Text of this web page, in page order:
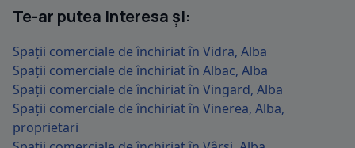
Te-ar putea interesa și:
Spații comerciale de închiriat în Vidra, Alba
Spații comerciale de închiriat în Albac, Alba
Spații comerciale de închiriat în Vingard, Alba
Spații comerciale de închiriat în Vinerea, Alba,
proprietari